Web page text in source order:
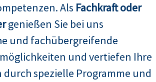
Als Fachkraft oder
genießen Sie bei uns
und fachübergreifende
und vertiefen Ihre
spezielle Programme und